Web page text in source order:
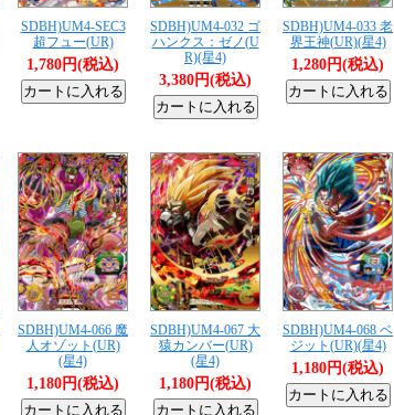
SDBH)UM4-SEC3
超フュー(UR)
1,780円(税込)
SDBH)UM4-032 ゴ
ハンクス：ゼノ(U
R)(星4)
3,380円(税込)
SDBH)UM4-033 老
界王神(UR)(星4)
1,280円(税込)
SDBH)UM4-066 魔
人オゾット(UR)
(星4)
1,180円(税込)
SDBH)UM4-067 大
猿カンバー(UR)
(星4)
1,180円(税込)
SDBH)UM4-068 ベ
ジット(UR)(星4)
1,180円(税込)